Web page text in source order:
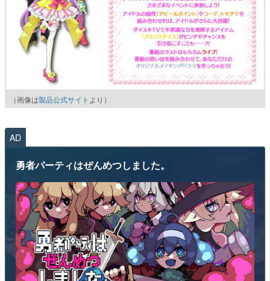
（画像は製品公式サイト より）
AD
勇者パーティはぜんめつしました。